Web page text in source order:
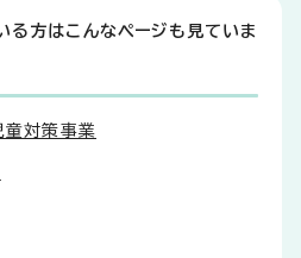
る方はこんなページも見ていま
童対策事業